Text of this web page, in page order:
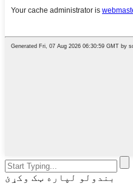
بندولو لپاره ټک وکړئ